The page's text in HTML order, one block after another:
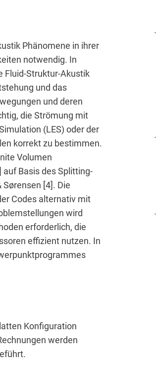
Phänomene in ihrer
notwendig. In
Fluid-Struktur-Akustik
und das
und deren
die Strömung mit
(LES) oder der
korrekt zu bestimmen.
Volumen
Basis des Splitting-
[4]. Die
Codes alternativ mit
wird
erforderlich, die
effizient nutzen. In
Konfiguration
werden